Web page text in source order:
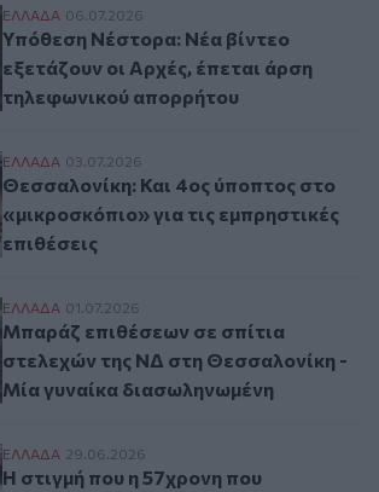
Υπόθεση Νέστορα: Νέα βίντεο
ΕΛΛAΔΑ 06.07.2026
Υπόθεση Νέστορα: Νέα βίντεο
εξετάζουν οι Αρχές, έπεται άρση
τηλεφωνικού απορρήτου
Θεσσαλονίκη: Και 4ος ύποπτος στο
ΕΛΛAΔΑ 03.07.2026
Θεσσαλονίκη: Και 4ος ύποπτος στο
«μικροσκόπιο» για τις εμπρηστικές
επιθέσεις
Μπαράζ επιθέσεων σε σπίτια στελεχών
ΕΛΛAΔΑ 01.07.2026
Μπαράζ επιθέσεων σε σπίτια
στελεχών της ΝΔ στη Θεσσαλονίκη -
Μία γυναίκα διασωληνωμένη
Η στιγμή που η 57χρονη που συνελήφθη
ΕΛΛAΔΑ 29.06.2026
Η στιγμή που η 57χρονη που